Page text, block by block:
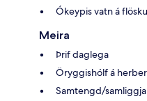
Ókeypis vatn á
Meira
Þrif daglega
Öryggishólf á
Samtengd/